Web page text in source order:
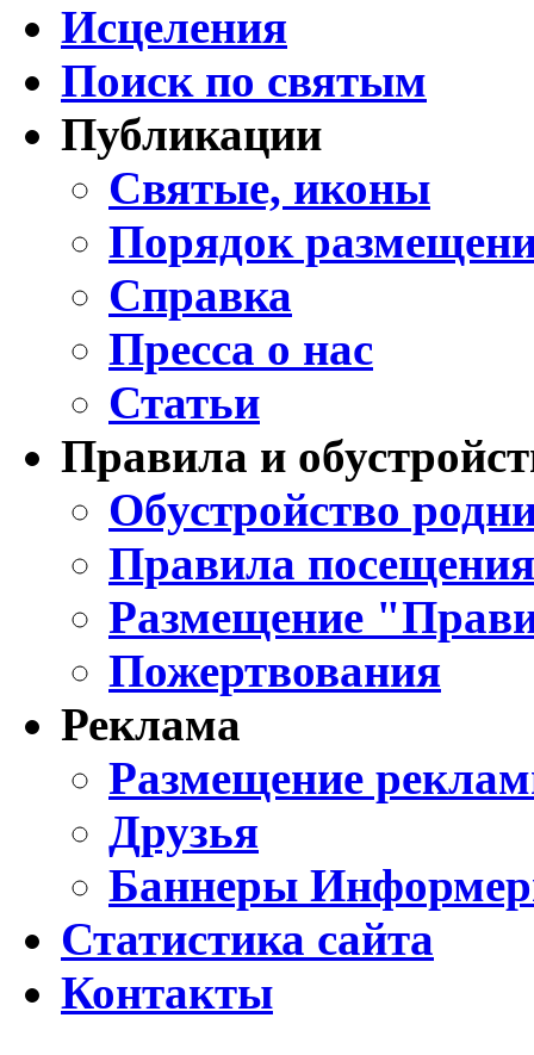
Исцеления
Поиск по святым
Публикации
Святые, иконы
Порядок
Справка
Пресса о нас
Статьи
Правила и
Обустройство
Правила
Размещение
Пожертвования
Реклама
Размещение
Друзья
Баннеры
Статистика сайта
Контакты